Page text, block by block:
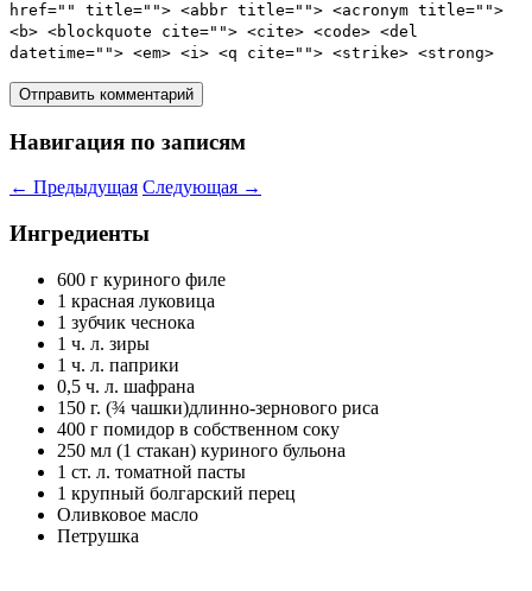
href="" title=""> <abbr title=""> <acronym title="">
<b> <blockquote cite=""> <cite> <code> <del
datetime=""> <em> <i> <q cite=""> <strike> <strong>
Навигация по записям
← Предыдущая Следующая →
Ингредиенты
600 г куриного филе
1 красная луковица
1 зубчик чеснока
1 ч. л. зиры
1 ч. л. паприки
0,5 ч. л. шафрана
150 г. (¾ чашки)длинно-зернового риса
400 г помидор в собственном соку
250 мл (1 стакан) куриного бульона
1 ст. л. томатной пасты
1 крупный болгарский перец
Оливковое масло
Петрушка